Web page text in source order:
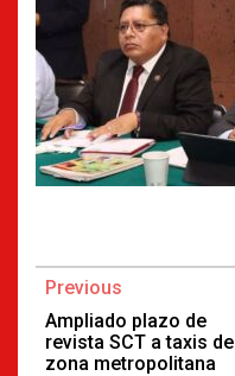
Continue
Reading
Previous
Ampliado plazo de
revista SCT a taxis de
zona metropolitana